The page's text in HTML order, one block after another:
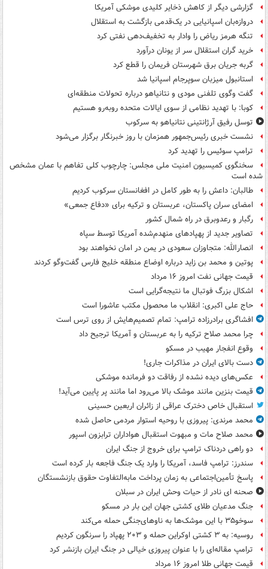
گزارشی دیگر از کاهش ذخایر کلیدی موشکی آمریکا
دروازه‌بان اسپانیایی در یک‌قدمی بازگشت به استقلال
تنگه هرمز ریاض را وادار به تخفیف‌دهی نفتی کرد
خرید گران استقلال سر از یونان درآورد
گربه جریان برق شهرستان فریمان را قطع کرد
استانبول میزبان سوپرجام اسپانیا شد
گفت وگوی تلفنی مودی و نتانیاهو درباره تحولات منطقه‌ای
کوبا: با تهدید نظامی از سوی ایالات متحده روبه‌رو هستیم
توسل رفیق آرژانتینی نتانیاهو به سرکوب
نشست خبری رئیس‌جمهور همزمان با روز خبرنگار برگزار می‌شود
ترامپ سوئیس را تهدید کرد
سخنگوی کمیسیون امنیت ملی مجلس: چارچوب کلی تفاهم با عمان مشخص
شده است
طالبان: داعش را به طور کامل در افغانستان سرکوب کردیم
امضای سران پاکستان، عربستان و ترکیه برای «دفاع جمعی»
رگبار و رعدوبرق در راه شمال کشور
تصاویر جدید از پهپادهای منهدم‌شده آمریکا توسط سپاه
انصارالله: متجاوزان سعودی در یمن در امان نخواهند بود
پوتین و محمد بن زاید درباره اوضاع منطقه خلیج فارس گفت‌وگو کردند
قیمت جهانی نفت امروز ۱۶ مرداد
اشکال بزرگ فوتبال ما نتیجه‌گرایی است
حاج علی اکبری: انقلاب ما محصول مکتب عاشورا است
افشاگری برادرزاده ترامپ: تمام تصمیم‌هایش از روی ترس است
چرا محمد صلاح ترکیه را به عربستان و آمریکا ترجیح داد
وقوع انفجار مهیب در مسکو
دست بالای ایران در مذاکرات جاری!
عکس‌های دیده نشده از رفاقت دو فرمانده‌ موشکی
قیمت بنزین مانند موشک بالا می‌رود اما مانند پر پایین می‌آید!
استقبال خاص دخترک عراقی از زائران اربعین حسینی
محمد مرندی: پیروزی با روحیه استوار مردمی حاصل شده
محمد صلاح مات و مبهوت استقبال هواداران ترابزون اسپور
دو راهی دردناک ترامپ برای خروج از جنگ ایران
سندرز: ترامپ فاسد، آمریکا را وارد یک جنگ فاجعه بار کرده است
پاسخ تأمین‌اجتماعی به زمان پرداخت مابه‌التفاوت حقوق بازنشستگان
صحنه ای نادر از حیات وحش ایران در سبلان
جنگ مدعیان طلای کشتی جهان این بار در مسکو
سوخو۳۵ با این موشک‌ها به ناوهای‌جنگی حمله می‌کند
روسیه: به ۳ کشتی اوکراین حمله و ۲۰۳ پهپاد را سرنگون کردیم
ترامپ مقاله‌ای را با عنوان پیروزی خیالی در جنگ ایران بازنشر کرد
قیمت جهانی طلا امروز ۱۶ مرداد